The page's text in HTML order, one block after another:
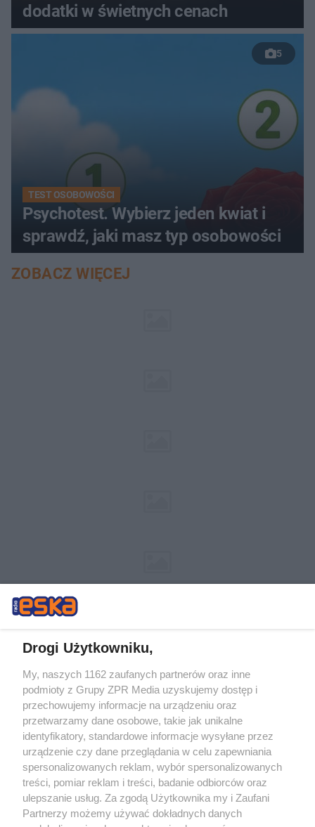
dodatki w świetnych cenach
5
TEST OSOBOWOŚCI
Psychotest. Wybierz jeden kwiat i
sprawdź, jaki masz typ osobowości
ZOBACZ WIĘCEJ
Żaden utwór zamieszczony w serwisie nie może być powielany i
rozpowszechniany lub dalej rozpowszechniany w jakikolwiek sposób (w
tym także elektroniczny lub mechaniczny) na jakimkolwiek polu
eksploatacji w jakiejkolwiek formie, włącznie z umieszczaniem w
Internecie bez pisemnej zgody właściciela praw. Jakiekolwiek użycie lub
wykorzystanie utworów w całości lub w części z naruszeniem prawa,
tzn. bez właściwej zgody, jest zabronione pod groźbą kary i może być
ścigane prawnie.
Drogi Użytkowniku,
My, naszych 1162 zaufanych partnerów oraz inne
podmioty z Grupy ZPR Media uzyskujemy dostęp i
przechowujemy informacje na urządzeniu oraz
przetwarzamy dane osobowe, takie jak unikalne
identyfikatory, standardowe informacje wysyłane przez
urządzenie czy dane przeglądania w celu zapewniania
spersonalizowanych reklam, wybór spersonalizowanych
treści, pomiar reklam i treści, badanie odbiorców oraz
ulepszanie usług. Za zgodą Użytkownika my i Zaufani
Partnerzy możemy używać dokładnych danych